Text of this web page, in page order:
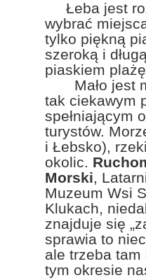
Łeba jest
wybrać
tylko piękną
szeroką i
piaskiem
Mało jest
tak ciekawym
spełniającym
turystów.
i Łebsko),
okolic.
Morski,
Muzeum Wsi
Klukach,
znajduje się
sprawia to
ale trzeba
tym okresie